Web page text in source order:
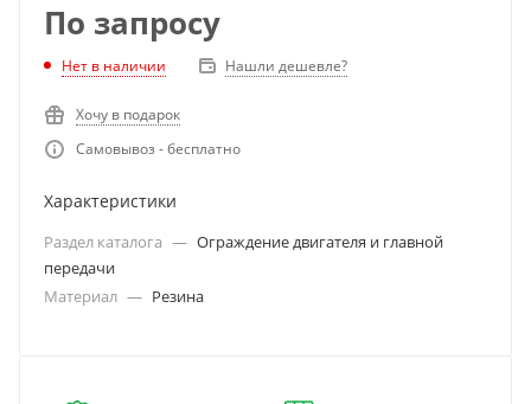
По запросу
Нет в наличии Нашли дешевле?
Хочу в подарок
Самовывоз - бесплатно
Характеристики
Раздел каталога — Ограждение двигателя и главной
передачи
Материал — Резина